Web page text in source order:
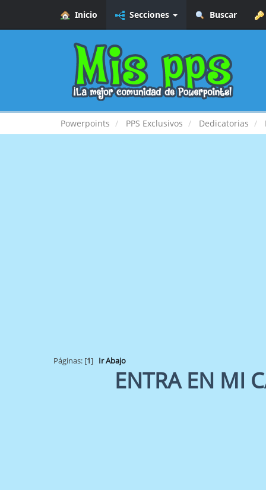
Inicio Secciones Buscar
Powerpoints PPS Exclusivos Dedicatorias
Páginas: [1] Ir Abajo
ENTRA EN MI